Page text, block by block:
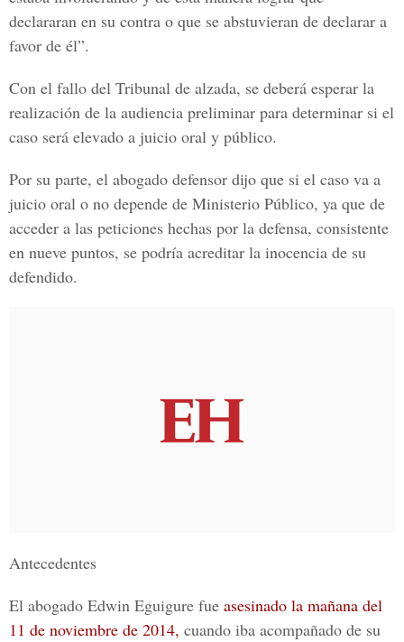
declararan en su contra o que se abstuvieran de declarar a
favor de él”.
Con el fallo del Tribunal de alzada, se deberá esperar la
realización de la audiencia preliminar para determinar si el
caso será elevado a juicio oral y público.
Por su parte, el abogado defensor dijo que si el caso va a
juicio oral o no depende de Ministerio Público, ya que de
acceder a las peticiones hechas por la defensa, consistente
en nueve puntos, se podría acreditar la inocencia de su
defendido.
Antecedentes
El abogado Edwin Eguigure fue asesinado la mañana del
11 de noviembre de 2014, cuando iba acompañado de su